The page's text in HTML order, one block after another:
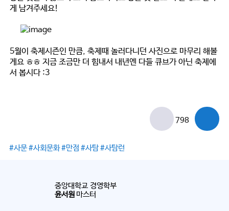
게 남겨주세요!
5월이 축제시즌인 만큼, 축제때 놀러다니던 사진으로 마무리 해볼
게요 ㅎㅎ 지금 조금만 더 힘내서 내년엔 다들 큐브가 아닌 축제에
서 봅시다 :3
798
#사문 #사회문화 #만점 #사탐 #사탐런
중앙대학교 경영학부
윤서원마스터